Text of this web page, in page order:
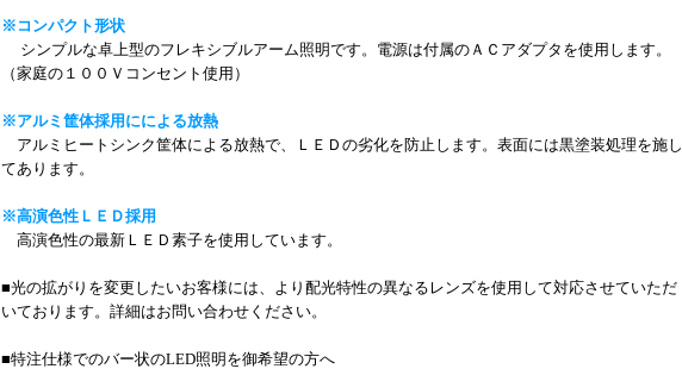
※コンパクト形状
シンプルな卓上型のフレキシブルアーム照明です。電源は付属のＡＣアダプタを使用します。
（家庭の１００Ｖコンセント使用）
※アルミ筐体採用にによる放熱
アルミヒートシンク筐体による放熱で、ＬＥＤの劣化を防止します。表面には黒塗装処理を施し
てあります。
※高演色性ＬＥＤ採用
高演色性の最新ＬＥＤ素子を使用しています。
■光の拡がりを変更したいお客様には、より配光特性の異なるレンズを使用して対応させていただ
いております。詳細はお問い合わせください。
■特注仕様でのバー状のLED照明を御希望の方へ